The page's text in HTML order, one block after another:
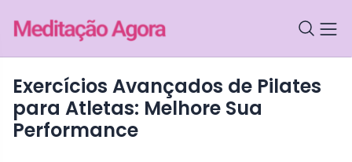
Exercícios Avançados de Pilates
para Atletas: Melhore Sua
Performance